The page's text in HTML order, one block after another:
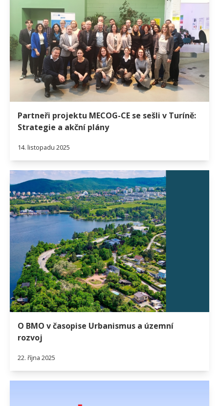
Partneři projektu MECOG-CE se sešli v Turíně:
Strategie a akční plány
14. listopadu 2025
O BMO v časopise Urbanismus a územní
rozvoj
22. října 2025